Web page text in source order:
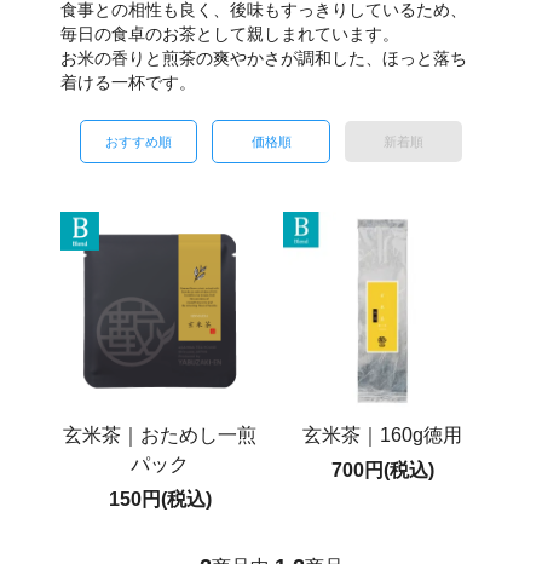
食事との相性も良く、後味もすっきりしているため、
毎日の食卓のお茶として親しまれています。
お米の香りと煎茶の爽やかさが調和した、ほっと落ち
着ける一杯です。
おすすめ順 価格順 新着順
玄米茶｜おためし一煎
パック
150円(税込)
玄米茶｜160g徳用
700円(税込)